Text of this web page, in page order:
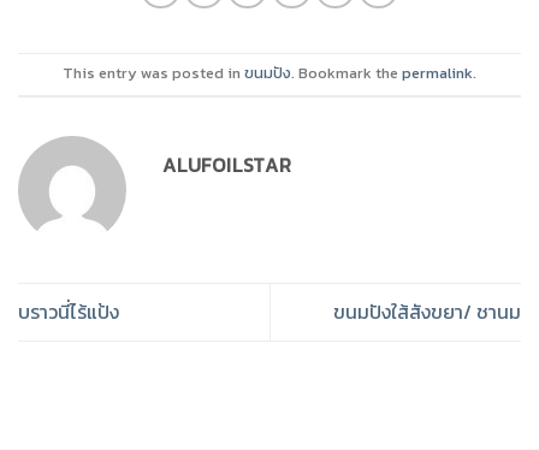
This entry was posted in ขนมปัง. Bookmark the permalink.
ALUFOILSTAR
บราวนี่ไร้แป้ง ขนมปังใส้สังขยา/ ชานม